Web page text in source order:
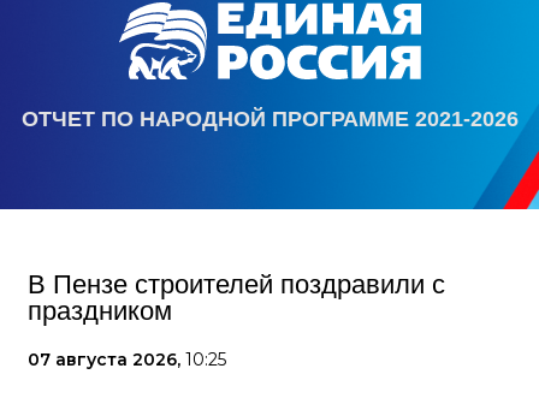
ОТЧЕТ ПО НАРОДНОЙ ПРОГРАММЕ 2021-2026
В Пензе строителей поздравили с
праздником
07 августа 2026, 10:25